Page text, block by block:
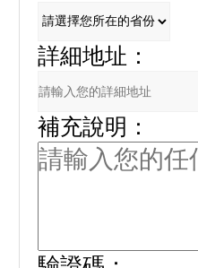
詳細地址：
補充說明：